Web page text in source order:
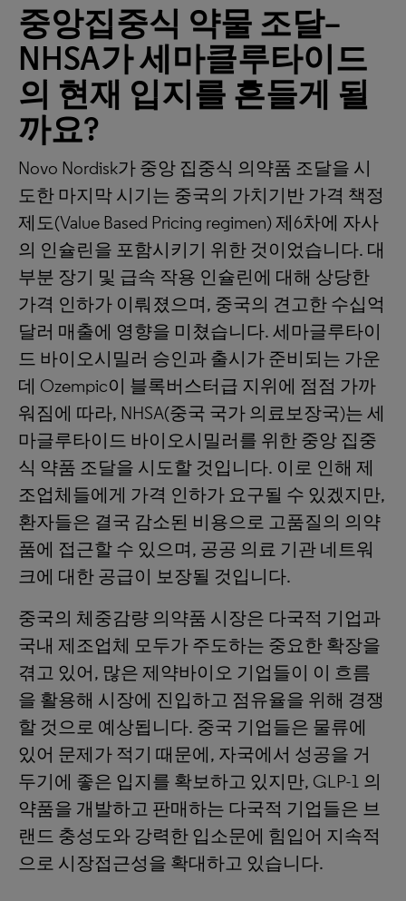
중앙집중식 약물 조달–
NHSA가세마클루타이드
의 현재 입지를 흔들게 될
까요?
Novo Nordisk가 중앙 집중식 의약품 조달을 시
도한 마지막 시기는 중국의 가치기반 가격 책정
제도(Value Based Pricing regimen) 제6차에 자사
의 인슐린을 포함시키기 위한 것이었습니다. 대
부분 장기 및 급속 작용 인슐린에 대해 상당한
가격 인하가 이뤄졌으며, 중국의 견고한 수십억
달러 매출에 영향을 미쳤습니다. 세마글루타이
드 바이오시밀러 승인과 출시가 준비되는 가운
데 Ozempic이 블록버스터급 지위에 점점 가까
워짐에 따라, NHSA(중국 국가 의료보장국)는 세
마글루타이드 바이오시밀러를 위한 중앙 집중
식 약품 조달을 시도할 것입니다. 이로 인해 제
조업체들에게 가격 인하가 요구될 수 있겠지만,
환자들은 결국 감소된 비용으로 고품질의 의약
품에 접근할 수 있으며, 공공 의료 기관 네트워
크에 대한 공급이 보장될 것입니다.
중국의 체중감량 의약품 시장은 다국적 기업과
국내 제조업체 모두가 주도하는 중요한 확장을
겪고 있어, 많은 제약바이오 기업들이 이 흐름
을 활용해 시장에 진입하고 점유율을 위해 경쟁
할 것으로 예상됩니다. 중국 기업들은 물류에
있어 문제가 적기 때문에, 자국에서 성공을 거
두기에 좋은 입지를 확보하고 있지만, GLP-1 의
약품을 개발하고 판매하는 다국적 기업들은 브
랜드 충성도와 강력한 입소문에 힘입어 지속적
으로 시장접근성을 확대하고 있습니다.